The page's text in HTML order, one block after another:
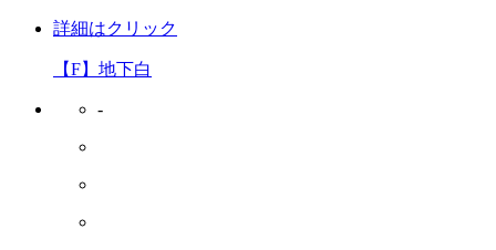
詳細はクリック
【F】地下白
-